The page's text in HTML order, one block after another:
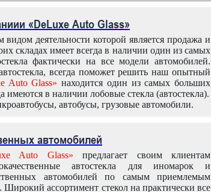
«DeLuxe Auto Glass»
деятельности которой является продажа и
складах имеет всегда в наличии один из самых
фактически на все модели автомобилей.
всегда поможет решить наш опытный
Auto Glass» находится один из самых больших
имеются в наличии лобовые стекла (автостекла).
автобусы, грузовые автомобили.
автомобилей
Auto Glass» предлагает своим клиентам
автостекла для иномарок и
автомобилей по самым приемлемым
Широкий ассортимент стекол на практически все